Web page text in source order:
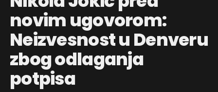
novim ugovorom:
Neizvesnost u Denveru
zbog odlaganja
potpisa